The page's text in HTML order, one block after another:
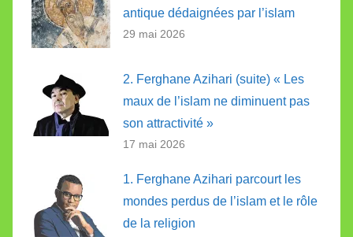
antique dédaignées par l’islam
29 mai 2026
2. Ferghane Azihari (suite) « Les
maux de l’islam ne diminuent pas
son attractivité »
17 mai 2026
1. Ferghane Azihari parcourt les
mondes perdus de l’islam et le rôle
de la religion